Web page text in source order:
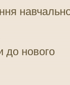
до нового